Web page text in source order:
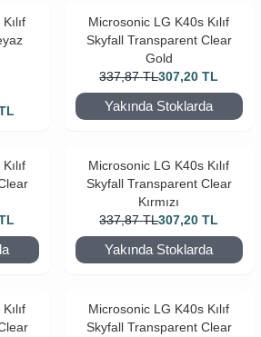
Microsonic LG K40s Kılıf
Skyfall Transparent Clear
Gold
337,87 TL307,20 TL
Yakında Stoklarda
Microsonic LG K40s Kılıf
Skyfall Transparent Clear
Kırmızı
337,87 TL307,20 TL
Yakında Stoklarda
Microsonic LG K40s Kılıf
Skyfall Transparent Clear